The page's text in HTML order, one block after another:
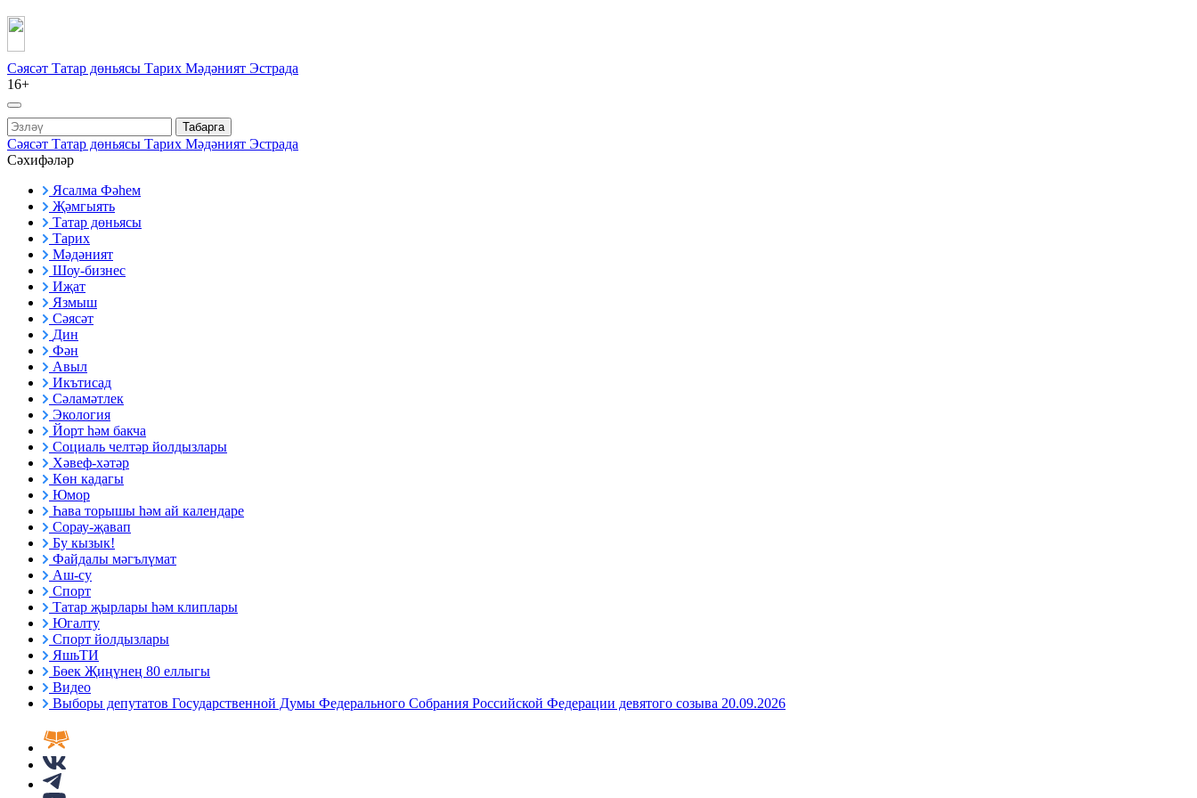
Сәясәт Татар дөньясы Тарих Мәдәният Эстрада
16+
Табарга
Сәясәт Татар дөньясы Тарих Мәдәният Эстрада
Сәхифәләр
Ясалма Фәһем
Җәмгыять
Татар дөньясы
Тарих
Мәдәният
Шоу-бизнес
Иҗат
Язмыш
Сәясәт
Дин
Фән
Авыл
Икътисад
Сәламәтлек
Экология
Йорт һәм бакча
Социаль челтәр йолдызлары
Хәвеф-хәтәр
Көн кадагы
Юмор
Һава торышы һәм ай календаре
Сорау-җавап
Бу кызык!
Файдалы мәгълүмат
Аш-су
Спорт
Татар җырлары һәм клиплары
Югалту
Спорт йолдызлары
ЯшьТИ
Бөек Җиңүнең 80 еллыгы
Видео
Выборы депутатов Государственной Думы Федерального Собрания Российской Федерации девятого созыва 20.09.2026